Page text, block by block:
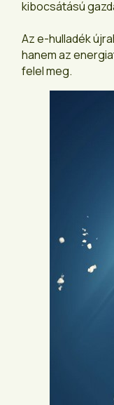
kibocsátású
Az e-hulladék
hanem az
felel meg.